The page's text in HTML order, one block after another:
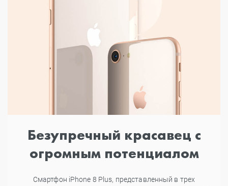
Безупречный красавец с
огромным потенциалом
Смартфон iPhone 8 Plus, представленный в трех